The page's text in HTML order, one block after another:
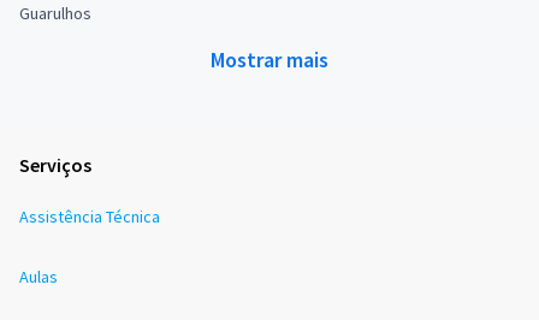
Guarulhos
Mostrar mais
Serviços
Assistência Técnica
Aulas